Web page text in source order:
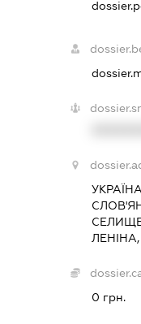
0 грн.